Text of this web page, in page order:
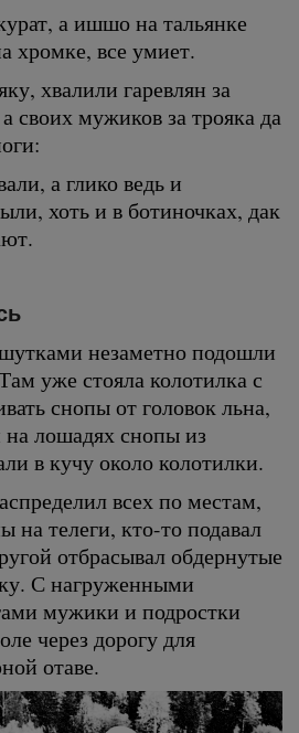
а ишшо на тальянке
хромке, все умиет.
хвалили гаревлян за
своих мужиков за трояка да
а глико ведь и
хоть и в ботиночках, дак
незаметно подошли
уже стояла колотилка с
снопы от головок льна,
лошадях снопы из
в кучу около колотилки.
всех по местам,
на телеги, кто-то подавал
отбрасывал обдернутые
С нагруженными
мужики и подростки
через дорогу для
отаве.